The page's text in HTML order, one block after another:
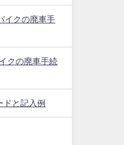
イクの廃車手
クの廃車手続
ドと記入例